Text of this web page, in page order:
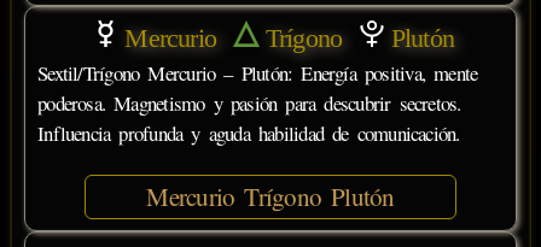
Mercurio Trígono Plutón
Sextil/Trígono Mercurio – Plutón: Energía positiva, mente
poderosa. Magnetismo y pasión para descubrir secretos.
Influencia profunda y aguda habilidad de comunicación.
Mercurio Trígono Plutón